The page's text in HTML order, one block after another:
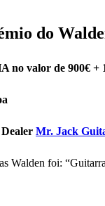
do
no valor de 900€ +
Mr. Jack
Walden foi: